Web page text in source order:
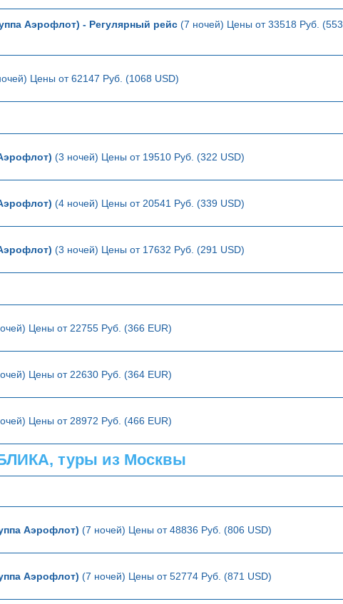
Аэрофлот) - Регулярный рейс (7 ночей) Цены от 33518 Руб. (553
Цены от 62147 Руб. (1068 USD)
(3 ночей) Цены от 19510 Руб. (322 USD)
(4 ночей) Цены от 20541 Руб. (339 USD)
(3 ночей) Цены от 17632 Руб. (291 USD)
Цены от 22755 Руб. (366 EUR)
Цены от 22630 Руб. (364 EUR)
Цены от 28972 Руб. (466 EUR)
туры из Москвы
Аэрофлот) (7 ночей) Цены от 48836 Руб. (806 USD)
Аэрофлот) (7 ночей) Цены от 52774 Руб. (871 USD)